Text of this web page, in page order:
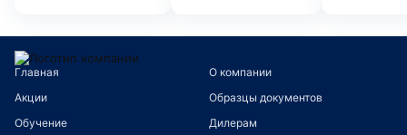
Главная
О компании
Акции
Образцы документов
Обучение
Дилерам